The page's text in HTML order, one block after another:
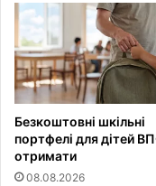
Безкоштовні шкільні
портфелі для дітей
отримати
08.08.2026